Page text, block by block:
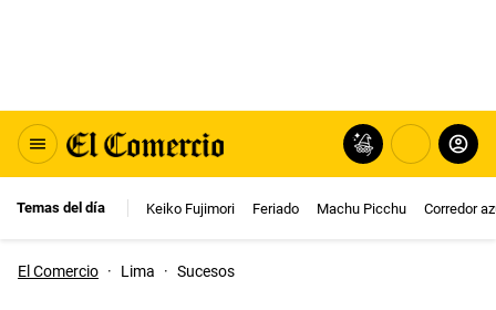
Temas del día Keiko Fujimori Feriado Machu Picchu Corredor
El Comercio · Lima · Sucesos